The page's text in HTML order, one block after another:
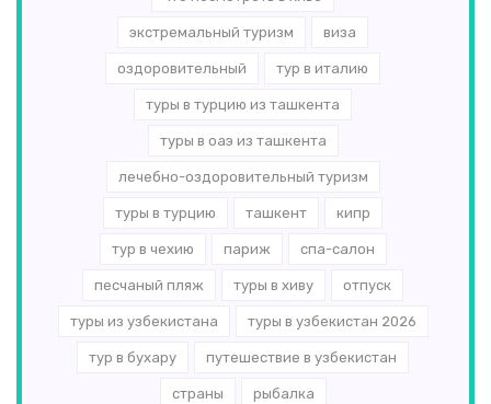
экстремальный туризм виза
оздоровительный тур в италию
туры в турцию из ташкента
туры в оаэ из ташкента
лечебно-оздоровительный туризм
туры в турцию ташкент кипр
тур в чехию париж спа-салон
песчаный пляж туры в хиву отпуск
туры из узбекистана туры в узбекистан 2026
тур в бухару путешествие в узбекистан
страны рыбалка